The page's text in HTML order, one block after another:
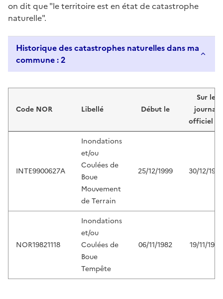
on dit que "le territoire est en état de catastrophe
naturelle".
Historique des catastrophes naturelles dans ma
commune : 2
Code NOR Libellé Début le
Sur le
journal
officiel du
INTE9900627A
Inondations
et/ou
Coulées de
Boue
Mouvement
de Terrain
25/12/1999 30/12/1999
NOR19821118
Inondations
et/ou
Coulées de
Boue
Tempête
06/11/1982 19/11/1982